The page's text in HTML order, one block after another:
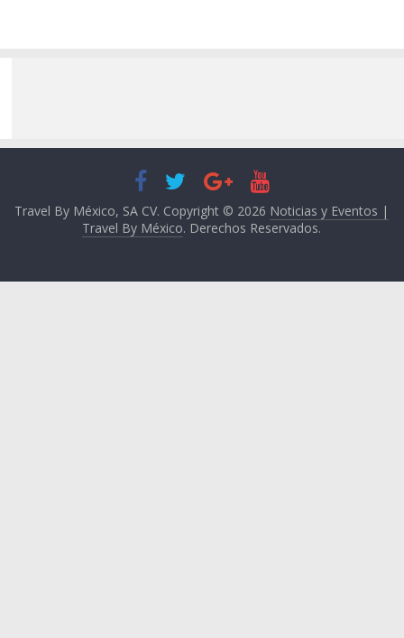
Travel By México, SA CV. Copyright © 2026 Noticias y Eventos |
Travel By México. Derechos Reservados.